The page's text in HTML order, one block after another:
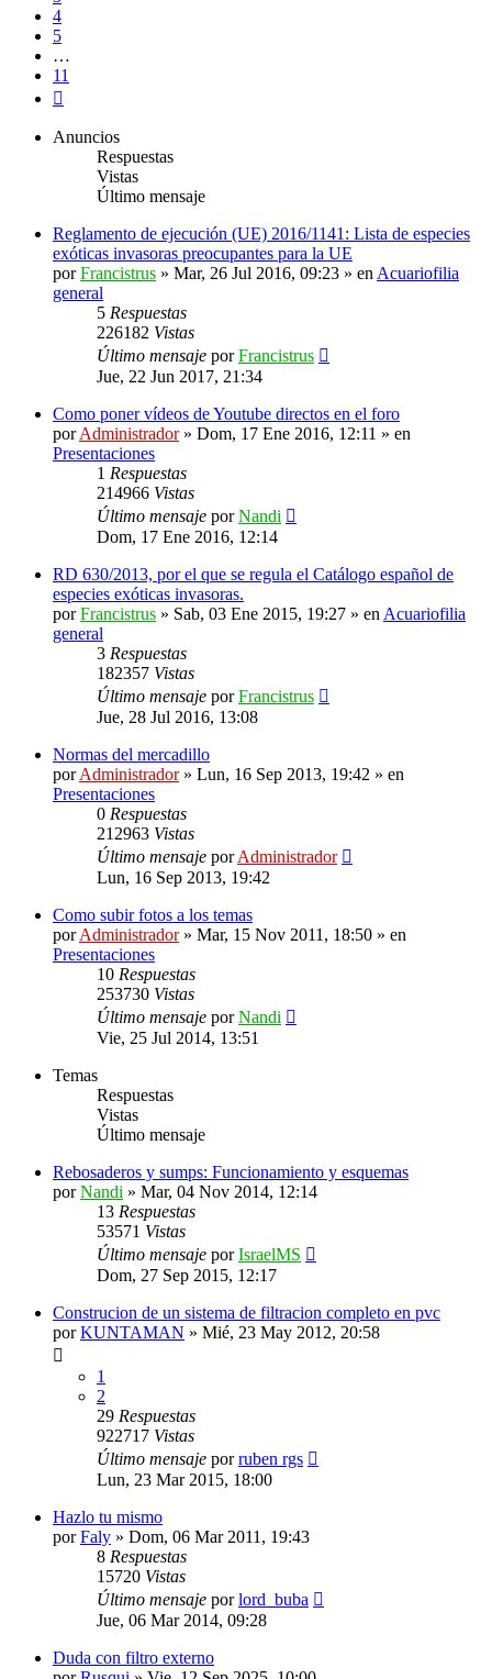
4
5
…
11
Anuncios
Respuestas
Vistas
Último mensaje
Reglamento de ejecución (UE) 2016/1141: Lista de especies
exóticas invasoras preocupantes para la UE
porFrancistrus » Mar, 26 Jul 2016, 09:23 » en Acuariofilia
general
5 Respuestas
226182 Vistas
Último mensaje porFrancistrus
Jue, 22 Jun 2017, 21:34
Como poner vídeos de Youtube directos en el foro
porAdministrador» Dom, 17 Ene 2016, 12:11 » en
Presentaciones
1 Respuestas
214966 Vistas
Último mensaje porNandi
Dom, 17 Ene 2016, 12:14
RD 630/2013, por el que se regula el Catálogo español de
especies exóticas invasoras.
porFrancistrus » Sab, 03 Ene 2015, 19:27 » en Acuariofilia
general
3 Respuestas
182357 Vistas
Último mensaje porFrancistrus
Jue, 28 Jul 2016, 13:08
Normas del mercadillo
porAdministrador» Lun, 16 Sep 2013, 19:42 » en
Presentaciones
0 Respuestas
212963 Vistas
Último mensaje porAdministrador
Lun, 16 Sep 2013, 19:42
Como subir fotos a los temas
porAdministrador» Mar, 15 Nov 2011, 18:50 » en
Presentaciones
10 Respuestas
253730 Vistas
Último mensaje porNandi
Vie, 25 Jul 2014, 13:51
Temas
Respuestas
Vistas
Último mensaje
Rebosaderos y sumps: Funcionamiento y esquemas
porNandi » Mar, 04 Nov 2014, 12:14
13 Respuestas
53571 Vistas
Último mensaje porIsraelMS
Dom, 27 Sep 2015, 12:17
Construcion de un sistema de filtracion completo en pvc
porKUNTAMAN » Mié, 23 May 2012, 20:58
1
2
29 Respuestas
922717 Vistas
Último mensaje porruben rgs
Lun, 23 Mar 2015, 18:00
Hazlo tu mismo
porFaly » Dom, 06 Mar 2011, 19:43
8 Respuestas
15720 Vistas
Último mensaje porlord_buba
Jue, 06 Mar 2014, 09:28
Duda con filtro externo